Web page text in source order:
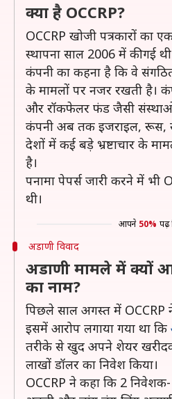
क्या है OCCRP?
OCCRP खोजी पत्रकारों का
स्थापना साल 2006 में की गई
कंपनी का कहना है कि वे
के मामलों पर नजर रखती है।
और रॉकफेलर फंड जैसी संस्थाओं
कंपनी अब तक इजराइल, रूस,
देशों में कई बड़े भ्रष्टाचार के
है।
पनामा पेपर्स जारी करने में भी
थी।
आपने 50% पढ़
अडाणी विवाद
अडाणी मामले में क्यों आ
का नाम?
पिछले साल अगस्त में OCCRP ने
इसमें आरोप लगाया गया था कि
तरीके से खुद अपने शेयर
लाखों डॉलर का निवेश किया।
OCCRP ने कहा कि 2